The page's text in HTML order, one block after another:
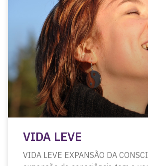
VIDA LEVE
VIDA LEVE EXPANSÃO DA